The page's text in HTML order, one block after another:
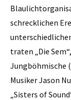
schrecklichen
traten „Die
Jungböhmische
Musiker Jason
„Sisters of